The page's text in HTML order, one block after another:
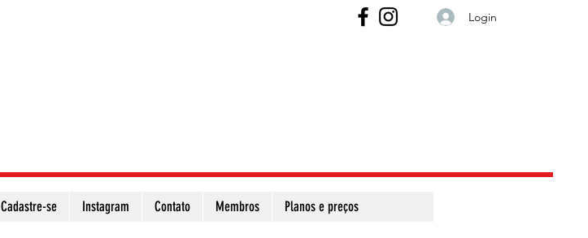
Login
Cadastre-se Instagram Contato Membros Planos e preços